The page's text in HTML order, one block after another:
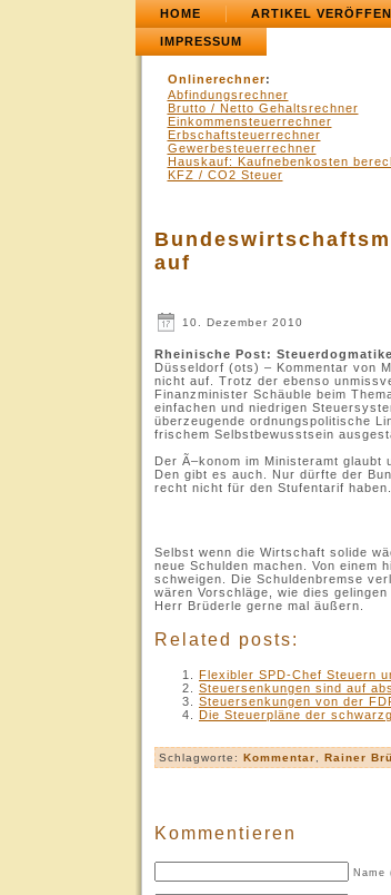
HOME ARTIKEL
IMPRESSUM
Onlinerechner:
Abfindungsrechner
Brutto / Netto Gehaltsrechner
Einkommensteuerrechner
Erbschaftsteuerrechner
Gewerbesteuerrechner
Hauskauf: Kaufnebenkosten
KFZ / CO2 Steuer
auf
10. Dezember 2010
Rheinische Post: Steuerdogmatike
Düsseldorf (ots) – Kommentar von
nicht auf. Trotz der ebenso
Finanzminister Schäuble beim
einfachen und niedrigen
überzeugende ordnungspolitische
frischem Selbstbewusstsein
Der Ã–konom im Ministeramt glaubt
Den gibt es auch. Nur dürfte der
recht nicht für den Stufentarif haben.
Selbst wenn die Wirtschaft solide
neue Schulden machen. Von einem
schweigen. Die Schuldenbremse
wären Vorschläge, wie dies
Herr Brüderle gerne mal äußern.
Related posts:
Flexibler SPD-Chef Steuern
Steuersenkungen sind auf
Steuersenkungen von der
Die Steuerpläne der
Schlagworte: Kommentar Rainer
Kommentieren
Name